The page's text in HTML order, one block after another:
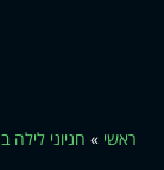
ראשי » חניוני לילה